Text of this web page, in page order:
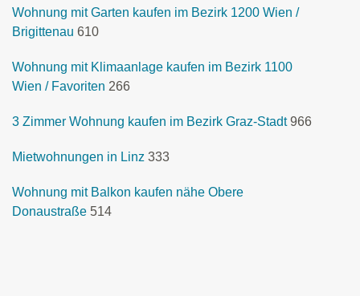
Wohnung mit Garten kaufen im Bezirk 1200 Wien /
Brigittenau 610
Wohnung mit Klimaanlage kaufen im Bezirk 1100
Wien / Favoriten 266
3 Zimmer Wohnung kaufen im Bezirk Graz-Stadt 966
Mietwohnungen in Linz 333
Wohnung mit Balkon kaufen nähe Obere
Donaustraße 514